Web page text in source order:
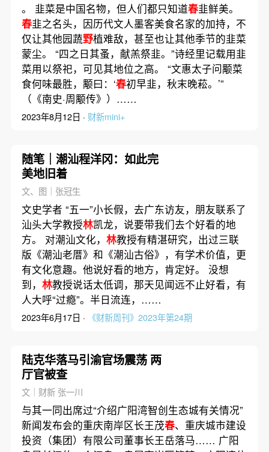
。 韭菜是中国名物，但人们都只知道春韭鲜美。
春韭之名头，因历代文人墨客美食名家的加持，不
仅让其他园蔬野植难敌，甚至也让其他季节的韭菜
蒙尘。 “四之日其蚤，献羔祭韭。”诗经里记载用韭
菜用以祭祀，可见其地位之高。 “文惠太子问颙菜
食何味最胜，颙曰：‘春初早韭，秋末晚菘。’”
（《南史·周颙传》）……
2023年8月12日 · 财新mini+
随笔｜潮汕程洋冈：如此完
美地旧着
文、图｜张冠生
文史学者 “五一”小长假，去广东访友，朋友联系了
汕头大学教授林凯龙，说要带我们去个好看的地
方。 对潮汕文化， 林教授有精湛研究，出过三联
版《潮汕老厝》和《潮汕古俗》，有学术价值，更
有文化意趣。他说好看的地方，肯定好。 没想
到， 林教授说话太低调，那天见闻远不止好看，有
人大呼“过瘾”。半日流连，……
2023年6月17日 · 《财新周刊》2023年第24期
陆克华落马引渝官场震荡 两
厅官被查
文｜财新 张一川
与其一同出席过“介绍广阳湾智创生态城有关情况”
新闻发布会的重庆南岸区长王茂春、重庆城市建设
投资（集团）有限公司董事长王岳落马…… 广阳